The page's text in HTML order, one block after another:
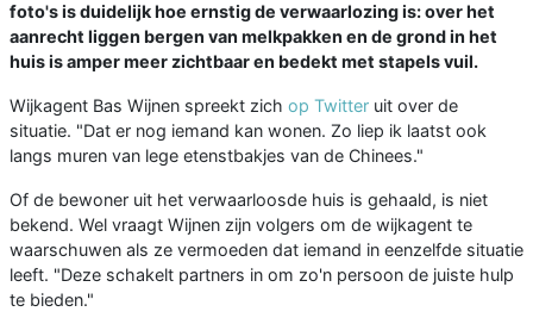
foto's is duidelijk hoe ernstig de verwaarlozing is: over het
aanrecht liggen bergen van melkpakken en de grond in het
huis is amper meer zichtbaar en bedekt met stapels vuil.
Wijkagent Bas Wijnen spreekt zich op Twitter uit over de
situatie. "Dat er nog iemand kan wonen. Zo liep ik laatst ook
langs muren van lege etenstbakjes van de Chinees."
Of de bewoner uit het verwaarloosde huis is gehaald, is niet
bekend. Wel vraagt Wijnen zijn volgers om de wijkagent te
waarschuwen als ze vermoeden dat iemand in eenzelfde situatie
leeft. "Deze schakelt partners in om zo'n persoon de juiste hulp
te bieden."